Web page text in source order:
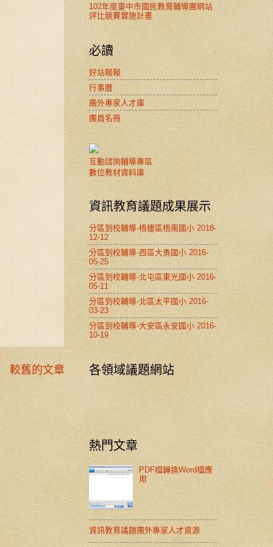
較舊的文章
102年度臺中市國民教育輔導團網站
評比競賽實施計畫
必讀
好站報報
行事曆
團外專家人才庫
團員名冊
互動諮詢輔導專區
數位教材資料庫
資訊教育議題成果展示
分區到校輔導-梧棲區梧南國小 2018-
12-12
分區到校輔導-西區大勇國小 2016-
05-25
分區到校輔導-北屯區東光國小 2016-
05-11
分區到校輔導-北區太平國小 2016-
03-23
分區到校輔導-大安區永安國小 2016-
10-19
各領域議題網站
熱門文章
PDF檔轉換Word檔應
用
資訊教育議題團外專家人才資源